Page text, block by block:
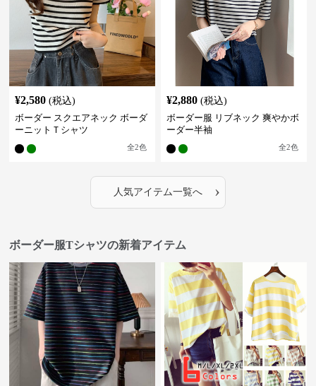
¥2,580 (税込)
ボーダー スクエアネック ボーダ
ーニットＴシャツ
全2色
¥2,880 (税込)
ボーダー服 リブネック 爽やかボ
ーダー半袖
全2色
人気アイテム一覧へ ›
ボーダー服Tシャツの新着アイテム